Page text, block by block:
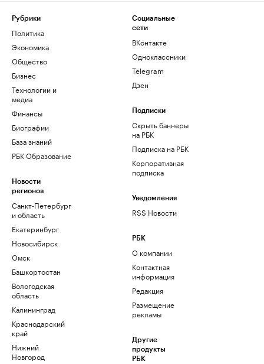
Рубрики
Политика
Экономика
Общество
Бизнес
Технологии и
медиа
Финансы
Биографии
База знаний
РБК Образование
Новости
регионов
Санкт-Петербург
и область
Екатеринбург
Новосибирск
Омск
Башкортостан
Вологодская
область
Калининград
Краснодарский
край
Нижний
Новгород
Социальные
сети
ВКонтакте
Одноклассники
Telegram
Дзен
Подписки
Скрыть баннеры
на РБК
Подписка на РБК
Корпоративная
подписка
Уведомления
RSS Новости
РБК
О компании
Контактная
информация
Редакция
Размещение
рекламы
Другие
продукты
РБК